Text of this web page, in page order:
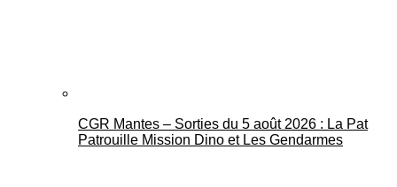
CGR Mantes – Sorties du 5 août 2026 : La Pat
Patrouille Mission Dino et Les Gendarmes